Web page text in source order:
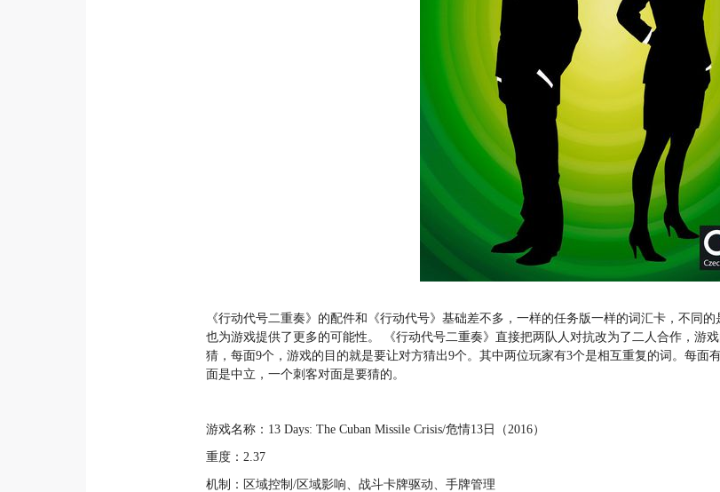
《行动代号二重奏》的配件和《行动代号》基础差不多，一样的任务版一样的词汇卡，不同
也为游戏提供了更多的可能性。 《行动代号二重奏》直接把两队人对抗改为了二人合作，游
猜，每面9个，游戏的目的就是要让对方猜出9个。其中两位玩家有3个是相互重复的词。每面
面是中立，一个刺客对面是要猜的。
游戏名称：13 Days: The Cuban Missile Crisis/危情13日（2016）
重度：2.37
机制：区域控制/区域影响、战斗卡牌驱动、手牌管理